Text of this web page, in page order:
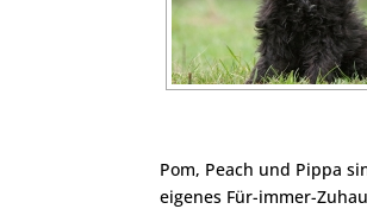
Pom, Peach und Pippa
eigenes Für-immer-